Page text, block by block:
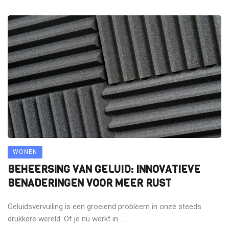
WONEN
BEHEERSING VAN GELUID: INNOVATIEVE
BENADERINGEN VOOR MEER RUST
Geluidsvervuiling is een groeiend probleem in onze steeds
drukkere wereld. Of je nu werkt in ...